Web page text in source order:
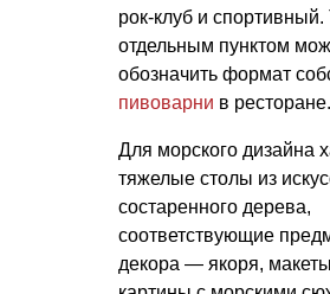
рок-клуб и спортивный.
отдельным пунктом
обозначить формат
пивоварни в ресторане.
Для морского дизайна
тяжелые столы из
состаренного дерева,
соответствующие
декора — якоря,